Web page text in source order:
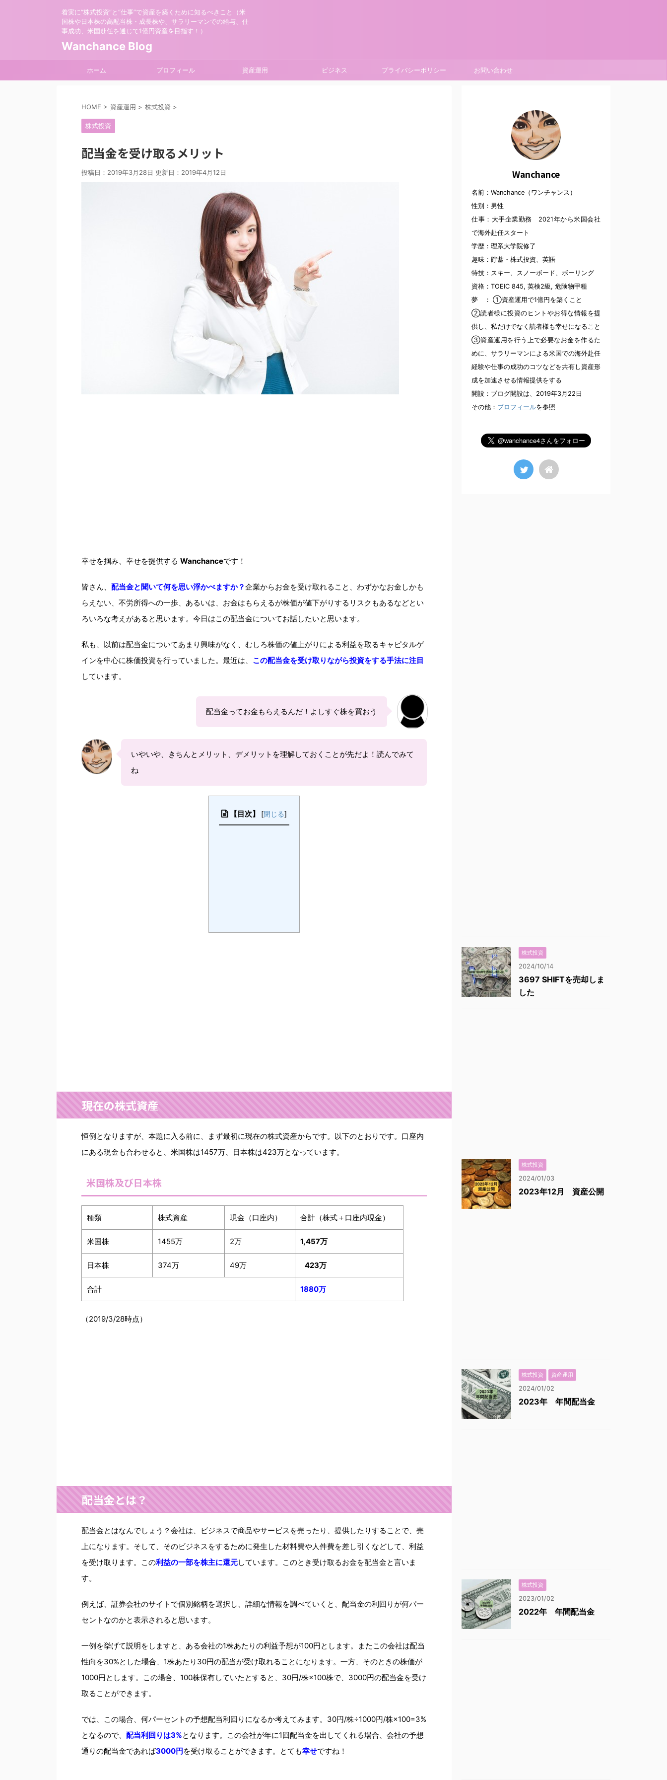
着実に“株式投資”と“仕事”で資産を築くために知るべきこと（米
国株や日本株の高配当株・成長株や、サラリーマンでの給与、仕
事成功、米国赴任を通じて1億円資産を目指す！）
Wanchance Blog
ホーム プロフィール 資産運用 ビジネス プライバシーポリシー お問い合わせ
HOME > 資産運用 > 株式投資 >
株式投資
配当金を受け取るメリット
投稿日：2019年3月28日 更新日： 2019年4月12日
幸せを掴み、幸せを提供する Wanchanceです！
皆さん、 配当金と聞いて何を思い浮かべますか？企業からお金を受け取れること、わずかなお金しかも
らえない、不労所得への一歩、あるいは、お金はもらえるが株価が値下がりするリスクもあるなどとい
ろいろな考えがあると思います。今日はこの配当金についてお話したいと思います。
私も、以前は配当金についてあまり興味がなく、むしろ株価の値上がりによる利益を取るキャピタルゲ
インを中心に株価投資を行っていました。最近は、 この配当金を受け取りながら投資をする手法に注目
しています。
配当金ってお金もらえるんだ！よしすぐ株を買おう
いやいや、きちんとメリット、デメリットを理解しておくことが先だよ！読んでみて
ね
【目次】 [閉じる]
現在の株式資産
恒例となりますが、本題に入る前に、まず最初に現在の株式資産からです。以下のとおりです。口座内
にある現金も合わせると、米国株は1457万、日本株は423万となっています。
米国株及び日本株
種類 株式資産 現金（口座内） 合計（株式＋口座内現金）
米国株 1455万 2万 1,457万
日本株 374万 49万 423万
合計 1880万
（2019/3/28時点）
配当金とは？
配当金とはなんでしょう？会社は、ビジネスで商品やサービスを売ったり、提供したりすることで、売
上になります。そして、そのビジネスをするために発生した材料費や人件費を差し引くなどして、利益
を受け取ります。この利益の一部を株主に還元しています。このとき受け取るお金を配当金と言いま
す。
例えば、証券会社のサイトで個別銘柄を選択し、詳細な情報を調べていくと、配当金の利回りが何パー
セントなのかと表示されると思います。
一例を挙げて説明をしますと、ある会社の1株あたりの利益予想が100円とします。またこの会社は配当
性向を30%とした場合、1株あたり30円の配当が受け取れることになります。一方、そのときの株価が
1000円とします。この場合、100株保有していたとすると、30円/株×100株で、3000円の配当金を受け
取ることができます。
では、この場合、何パーセントの予想配当利回りになるか考えてみます。30円/株÷1000円/株×100=3%
となるので、 配当利回りは3%となります。この会社が年に1回配当金を出してくれる場合、会社の予想
通りの配当金であれば3000円を受け取ることができます。とても幸せですね！
Wanchance
名前：Wanchance（ワンチャンス）
性別：男性
仕事：大手企業勤務 2021年から米国会社
で海外赴任スタート
学歴：理系大学院修了
趣味：貯蓄・株式投資、英語
特技：スキー、スノーボード、ボーリング
資格：TOEIC 845, 英検2級, 危険物甲種
夢 ： ①資産運用で1億円を築くこと
②読者様に投資のヒントやお得な情報を提
供し、私だけでなく読者様も幸せになること
③資産運用を行う上で必要なお金を作るた
めに、サラリーマンによる米国での海外赴任
経験や仕事の成功のコツなどを共有し資産形
成を加速させる情報提供をする
開設：ブログ開設は、2019年3月22日
その他： プロフィールを参照
株式投資
2024/10/14
3697 SHIFTを売却しま
した
株式投資
2024/01/03
2023年12月 資産公開
株式投資 資産運用
2024/01/02
2023年 年間配当金
株式投資
2023/01/02
2022年 年間配当金